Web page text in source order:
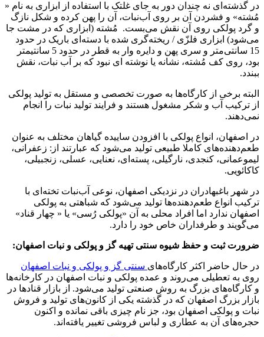
در گذشته‌ای نه چندان دور به جای غلتک با استفاده از ابزاری به نام «
مُشته» و فشردن آن بر روی آب‌نبات، آن را پهن کرده و شکل نازگ
و گرد پولکی روی آن نقش می‌بست. مُشته (ابزاری که در مشت جا
می‌شود) ابزاری فلزّی / ریخته‌گری شده با دسته‌ای باریک در حدود
15 سانتی‌متر و سری پهن و دایره وار به قطر در حدود 5 سانتیمتر
بود، روی کف مُشته، نشانه یا نوشته ای نبود که بر
آب نبات، نقش
ببندد.
البته برخی از کارگاه‌ها به صورت تخصصی و مستقل به تولید پولکی
از ترکیب آب و شکر مشغول هستند و فرایند تولید نبات را انجام
نمی‌دهند.
در اصفهان، انواع پولکی با افزودن ساییده گیاهان مختلف به عنوان
طعم‌دهنده‌های کاملا طبیعی تولید می‌شود که عبارتند از: زعفرانی،
لیموعمانی، کنجدی، نارگیلی، پسته‌ای، نعنایی، عسلی، زنجبیلی،
کاکائویی.
در شهر باغبهادران در نزدیکی اصفهان، نوعی آب‌نبات تخته‌ای با
ترکیب انواع طعم‌دهنده‌ها تولید می‌شود که شباهتی به پولکی
اصفهان ندارد اما افراد محلی به آن «پولکی رُسی» یا « چهار قناد»
می‌گویند و طرفداران خاص خود را دارد.
ضرورت ثبت و حفظ شیوه سنتی تهیه گز و پولکی و نبات اصفهان:
در حال حاضر اکثر کارگاه‌های سنتی گز و پولکی و نبات اصفهان
روی به تعطیلی می‌روند و عمده پولکی و نبات اصفهان در کارخانه‌ها
و کارگاه‌های بزرگ به روش صنعتی تولید می‌شود. از بازار قنادها در
بازار بزرگ اصفهان که در گذشته یکی از کانون‌های تولید و فروش
نبات و پولکی اصفهان بود، جز نام چیزی باقی نمانده و اکنون
حجره‌های آن به عطاری و لباس فروشی تغییر یافته‌اند.